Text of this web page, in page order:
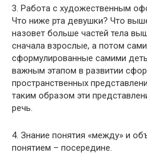
3. Работа с художественным
Что ниже рта девушки? Что
назовет больше частей тела
сначала взрослые, а потом
сформулированные самими
важным этапом в развитии
пространственных
таким образом эти
речь.
4. Знание понятия «между» и
понятием – посередине.